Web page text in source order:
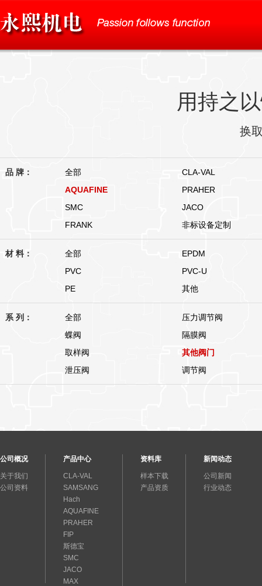
用持之
换
品 牌： 全部
CLA-VAL
AQUAFINE
PRAHER
SMC
JACO
FRANK
非标设备定制
材 料： 全部
EPDM
PVC
PVC-U
PE
其他
系 列： 全部
压力调节阀
蝶阀
隔膜阀
取样阀
其他阀门
泄压阀
调节阀
公司概况
关于我们
公司资料
产品中心
CLA-VAL
SAMSANG
Hach
AQUAFINE
PRAHER
FIP
斯德宝
SMC
JACO
MAX
资料库
样本下载
产品资质
新闻动态
公司新闻
行业动态